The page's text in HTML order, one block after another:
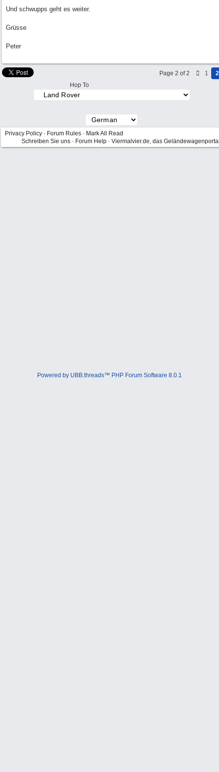
Und schwupps geht es weiter.
Grüsse
Peter
Page 2 of 2 1
2
Hop To
Privacy Policy · Forum Rules · Mark All Read
Schreiben Sie uns · Forum Help · Viermalvier.de, das
Powered by UBB.threads™ PHP Forum Software 8.0.1